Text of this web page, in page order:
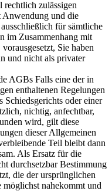
rechtlich zulässigen
Anwendung und die
für sämtliche
im Zusammenhang mit
Sie haben
und nicht als privater
AGBs Falls eine der in
enthaltenen Regelungen
Schiedsgerichts oder einer
nichtig, anfechtbar,
wird, gilt diese
dieser Allgemeinen
Teil bleibt dann
Als Ersatz für die
durchsetzbar Bestimmung
die der ursprünglichen
möglichst nahekommt und